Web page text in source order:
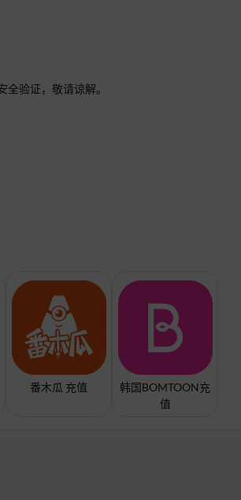
验证，敬请谅解。
番木瓜 充值
韩国BOMTOON充
值